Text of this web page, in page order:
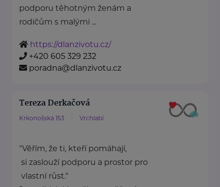
podporu těhotným ženám a
rodičům s malými ...
https://dlanzivotu.cz/
+420 605 329 232
poradna@dlanzivotu.cz
Tereza Derkačová
Krkonošská 153 Vrchlabí
"Věřím, že ti, kteří pomáhají,
si zaslouží podporu a prostor pro
vlastní růst."